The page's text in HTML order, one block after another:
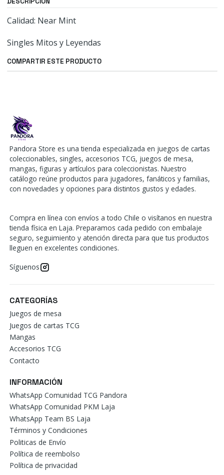
Calidad: Near Mint
Singles Mitos y Leyendas
COMPARTIR ESTE PRODUCTO
Pandora Store es una tienda especializada en juegos de cartas
coleccionables, singles, accesorios TCG, juegos de mesa,
mangas, figuras y artículos para coleccionistas. Nuestro
catálogo reúne productos para jugadores, fanáticos y familias,
con novedades y opciones para distintos gustos y edades.
Compra en línea con envíos a todo Chile o visítanos en nuestra
tienda física en Laja. Preparamos cada pedido con embalaje
seguro, seguimiento y atención directa para que tus productos
lleguen en excelentes condiciones.
Síguenos
CATEGORÍAS
Juegos de mesa
Juegos de cartas TCG
Mangas
Accesorios TCG
Contacto
INFORMACIÓN
WhatsApp Comunidad TCG Pandora
WhatsApp Comunidad PKM Laja
WhatsApp Team BS Laja
Términos y Condiciones
Politicas de Envío
Política de reembolso
Política de privacidad